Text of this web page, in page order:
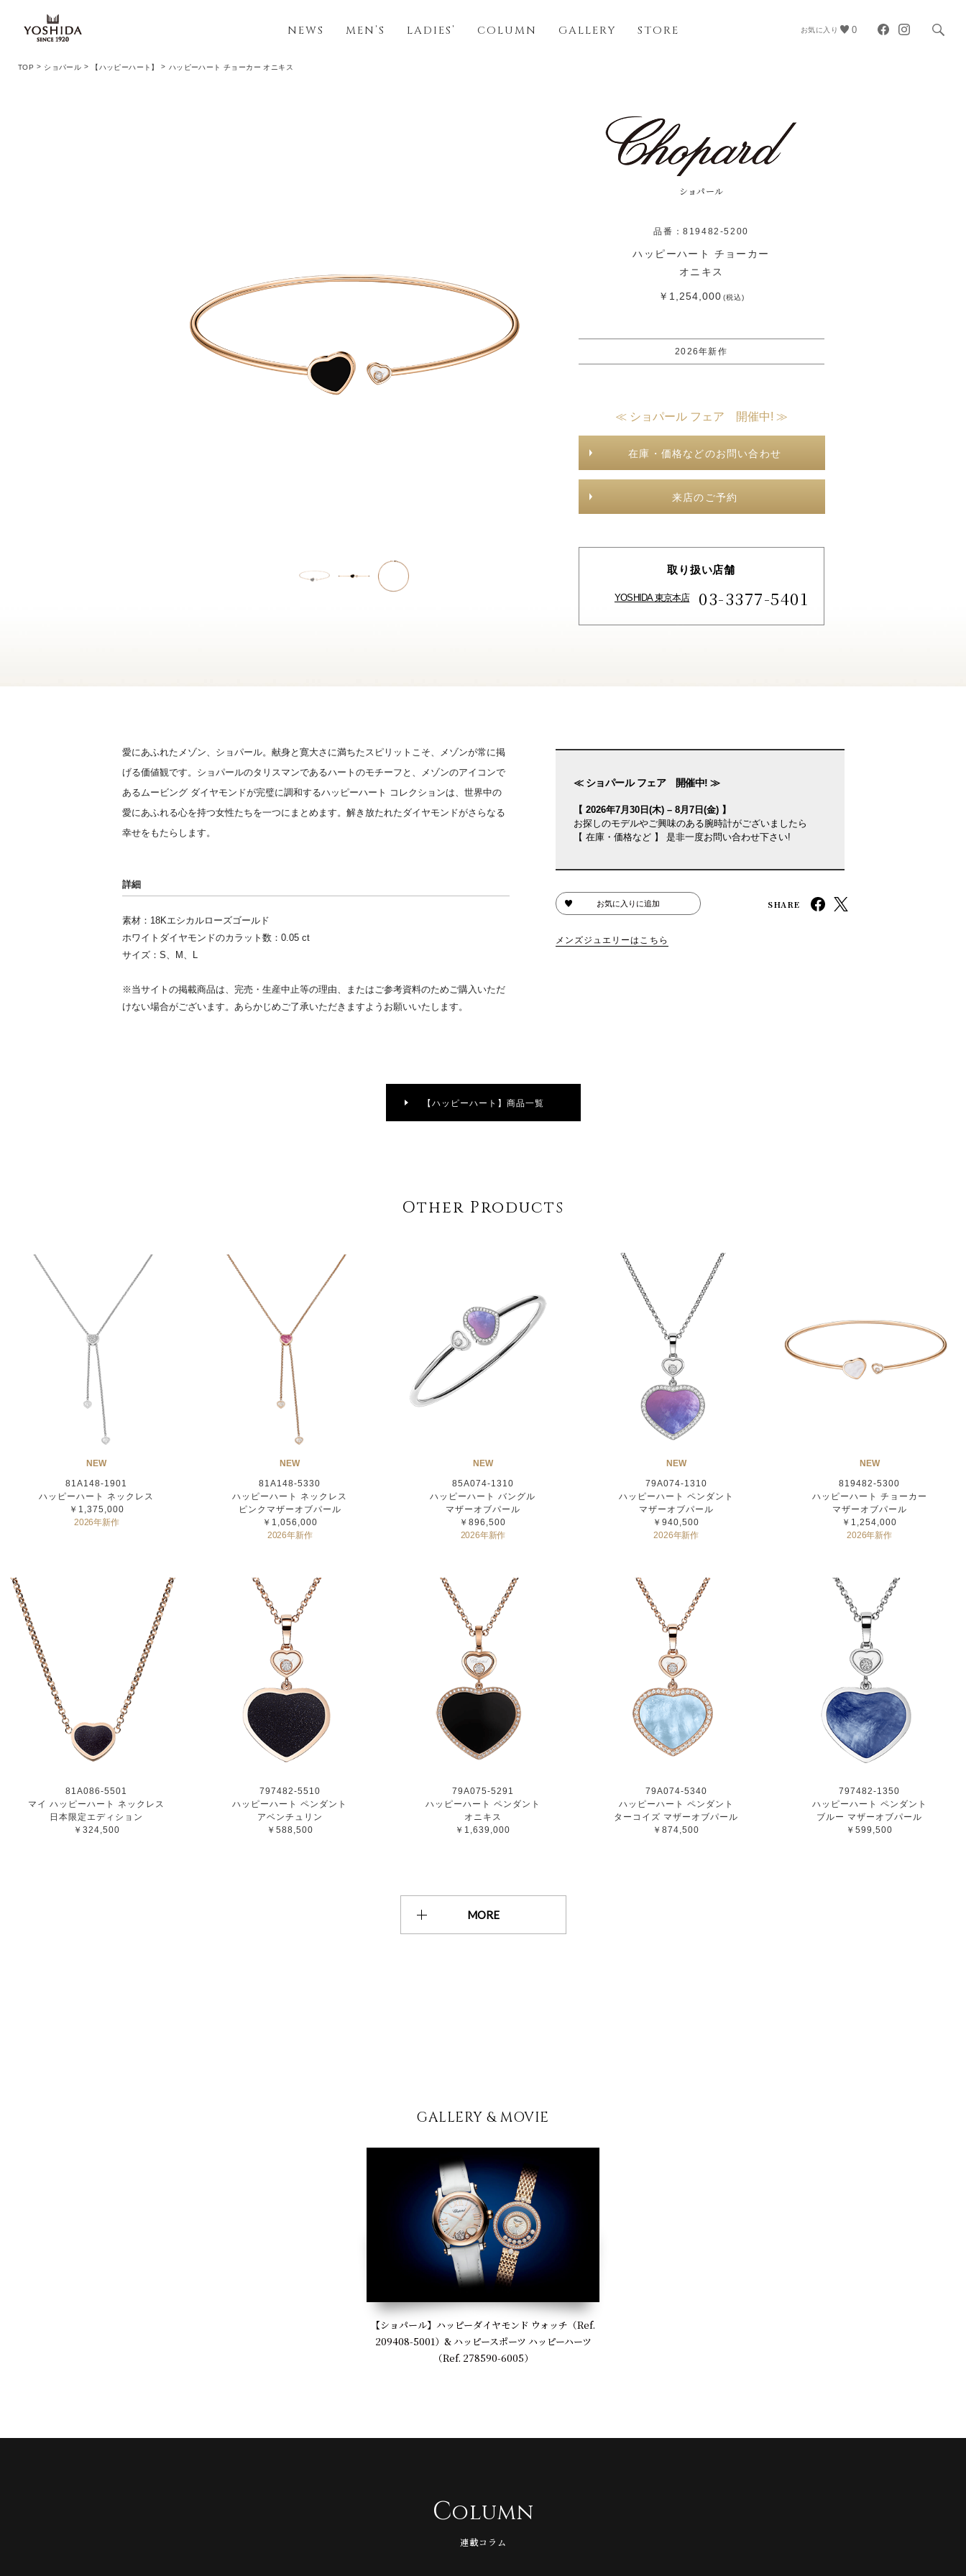
NEWS MEN’S LADIES’ COLUMN GALLERY STORE お気に入り 0
ショパール
品番：819482-5200
ハッピーハート チョーカー
オニキス
￥1,254,000(税込)
2026年新作
≪ ショパール フェア 開催中! ≫
在庫・価格などのお問い合わせ
来店のご予約
取り扱い店舗
YOSHIDA 東京本店 03-3377-5401
TOP ショパール 【ハッピーハート】 ハッピーハート チョーカー オニキス
愛にあふれたメゾン、ショパール。献身と寛大さに満ちたスピリットこそ、メゾンが常に掲
げる価値観です。ショパールのタリスマンであるハートのモチーフと、メゾンのアイコンで
あるムービング ダイヤモンドが完璧に調和するハッピーハート コレクションは、世界中の
愛にあふれる心を持つ女性たちを一つにまとめます。解き放たれたダイヤモンドがさらなる
幸せをもたらします。
詳細
素材：18Kエシカルローズゴールド
ホワイトダイヤモンドのカラット数：0.05 ct
サイズ：S、M、L
※当サイトの掲載商品は、完売・生産中止等の理由、またはご参考資料のためご購入いただ
けない場合がございます。あらかじめご了承いただきますようお願いいたします。
≪ ショパール フェア 開催中! ≫
【 2026年7月30日(木) – 8月7日(金) 】
お探しのモデルやご興味のある腕時計がございましたら
【 在庫・価格など 】 是非一度お問い合わせ下さい!
お気に入りに追加 SHARE
メンズジュエリーはこちら
【ハッピーハート】商品一覧
Other Products
NEW
81A148-1901
ハッピーハート ネックレス
￥1,375,000
2026年新作
NEW
81A148-5330
ハッピーハート ネックレス
ピンクマザーオブパール
￥1,056,000
2026年新作
NEW
85A074-1310
ハッピーハート バングル
マザーオブパール
￥896,500
2026年新作
NEW
79A074-1310
ハッピーハート ペンダント
マザーオブパール
￥940,500
2026年新作
NEW
819482-5300
ハッピーハート チョーカー
マザーオブパール
￥1,254,000
2026年新作
81A086-5501
マイ ハッピーハート ネックレス
日本限定エディション
￥324,500
797482-5510
ハッピーハート ペンダント
アベンチュリン
￥588,500
79A075-5291
ハッピーハート ペンダント
オニキス
￥1,639,000
79A074-5340
ハッピーハート ペンダント
ターコイズ マザーオブパール
￥874,500
797482-1350
ハッピーハート ペンダント
ブルー マザーオブパール
￥599,500
MORE
GALLERY & MOVIE
【ショパール】ハッピーダイヤモンド ウォッチ（Ref.
209408-5001）& ハッピースポーツ ハッピーハーツ
（Ref. 278590-6005）
Column
連載コラム